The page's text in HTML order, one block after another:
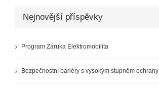
Nejnovější příspěvky
Program Záruka Elektromobilita
Bezpečnostní bariéry s vysokým stupněm ochrany